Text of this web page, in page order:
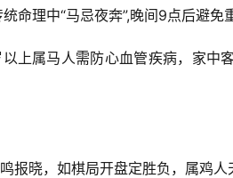
命理中“马忌夜奔”,晚间9点后避免
上属马人需防心血管疾病，家中
报晓，如棋局开盘定胜负，属鸡人